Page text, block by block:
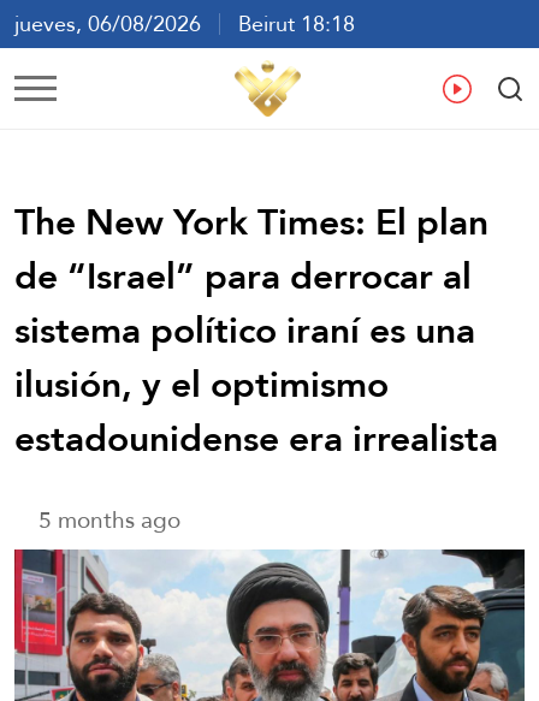
jueves, 06/08/2026
Beirut 18:18
ع En
The New York Times: El plan
de “Israel” para derrocar al
sistema político iraní es una
ilusión, y el optimismo
estadounidense era irrealista
5 months ago